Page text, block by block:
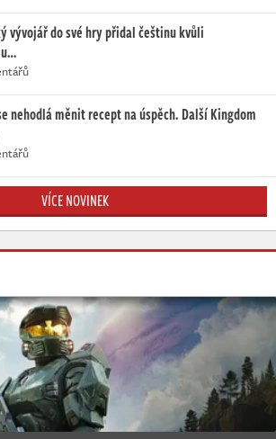
vývojář do své hry přidal češtinu kvůli
nehodlá měnit recept na úspěch. Další Kingdom
VÍCE NOVINEK